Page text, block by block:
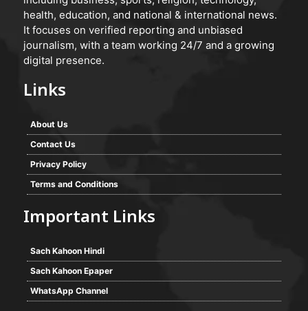
health, education, and national & international news.
It focuses on verified reporting and unbiased
journalism, with a team working 24/7 and a growing
digital presence.
Links
About Us
Contact Us
Privacy Policy
Terms and Conditions
Important Links
Sach Kahoon Hindi
Sach Kahoon Epaper
WhatsApp Channel